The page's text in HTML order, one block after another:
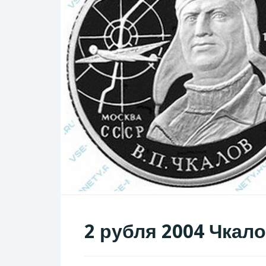
2 рубля 2004